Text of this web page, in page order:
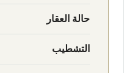
حالة العقار
التشطيب